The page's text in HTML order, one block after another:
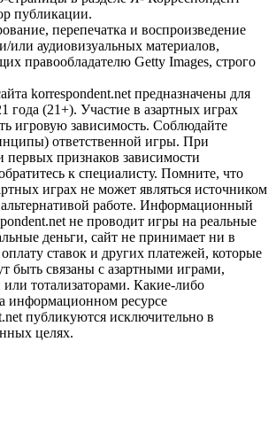
публикации.
перепечатка и воспроизведение
или аудиовизуальных материалов,
правообладателю Getty Images, строго
korrespondent.net предназначены для
года (21+). Участие в азартных играх
игровую зависимость. Соблюдайте
ответственной игры. При
первых признаков зависимости
к специалисту. Помните, что
играх не может являться источником
работе. Информационный
не проводит игры на реальные
деньги, сайт не принимает ни в
ставок и других платежей, которые
быть связаны с азартными играми,
тотализаторами. Какие-либо
информационном ресурсе
публикуются исключительно в
целях.